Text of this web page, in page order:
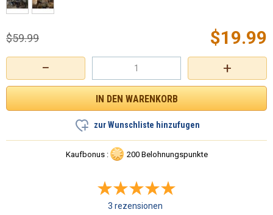
+
−
$19.99
$59.99
zur Wunschliste hinzufugen
Kaufbonus : 200 Belohnungspunkte
3 rezensionen